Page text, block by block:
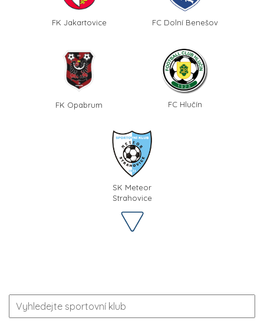
FK Jakartovice FC Dolní Benešov
FK Opabrum FC Hlučín
SK Meteor
Strahovice